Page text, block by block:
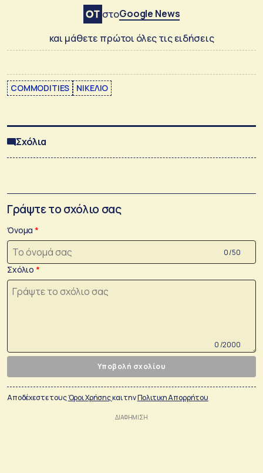
στοGoogle News
και μάθετε πρώτοι όλες τις ειδήσεις
COMMODITIES ΝΙΚΕΛΙΟ
Σχόλια
Γράψτε το σχόλιο σας
Όνομα
0 /50
Σχόλιο
0 /2000
Υποβολή σχολίου
Αποδέχεστε τουςΌροι Χρήσηςκαι τηνΠολιτικη Απορρήτου